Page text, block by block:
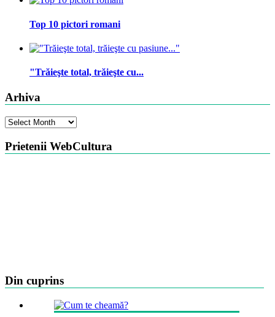
Top 10 pictori romani
"Trăieşte total, trăieşte cu...
Arhiva
Arhiva
Prietenii WebCultura
Din cuprins